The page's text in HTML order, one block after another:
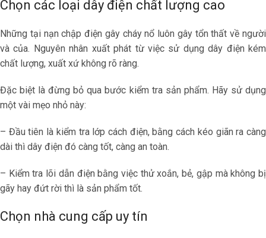
Chọn các loại dây điện chất lượng cao
Những tại nạn chập điện gây cháy nổ luôn gây tổn thất về người
và của. Nguyên nhân xuất phát từ việc sử dụng dây điện kém
chất lượng, xuất xứ không rõ ràng.
Đặc biệt là đừng bỏ qua bước kiểm tra sản phẩm. Hãy sử dụng
một vài mẹo nhỏ này:
– Đầu tiên là kiểm tra lớp cách điện, bằng cách kéo giãn ra càng
dài thì dây điện đó càng tốt, càng an toàn.
– Kiểm tra lõi dẫn điện bằng việc thử xoắn, bẻ, gập mà không bị
gãy hay đứt rời thì là sản phẩm tốt.
Chọn nhà cung cấp uy tín